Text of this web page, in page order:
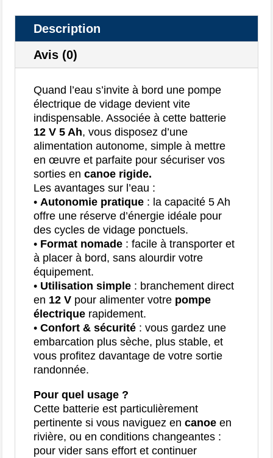
Description
Avis (0)
Quand l’eau s’invite à bord une pompe
électrique de vidage devient vite
indispensable. Associée à cette batterie
12 V 5 Ah, vous disposez d’une
alimentation autonome, simple à mettre
en œuvre et parfaite pour sécuriser vos
sorties encanoe rigide.
Les avantages sur l’eau :
•Autonomie pratique : la capacité 5 Ah
offre une réserve d’énergie idéale pour
des cycles de vidage ponctuels.
• Format nomade : facile à transporter et
à placer à bord, sans alourdir votre
équipement.
• Utilisation simple : branchement direct
en 12 V pour alimenter votre pompe
électrique rapidement.
•Confort & sécurité : vous gardez une
embarcation plus sèche, plus stable, et
vous profitez davantage de votre sortie
randonnée.
Pour quel usage ?
Cette batterie est particulièrement
pertinente si vous naviguez encanoe en
rivière, ou en conditions changeantes :
pour vider sans effort et continuer